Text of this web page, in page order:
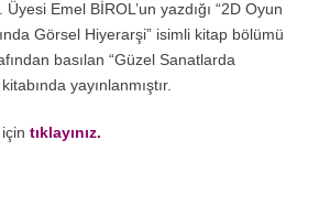
Emel BİROL’un yazdığı “2D Oyun
Görsel Hiyerarşi” isimli kitap bölümü
basılan “Güzel Sanatlarda
yayınlanmıştır.
tıklayınız.